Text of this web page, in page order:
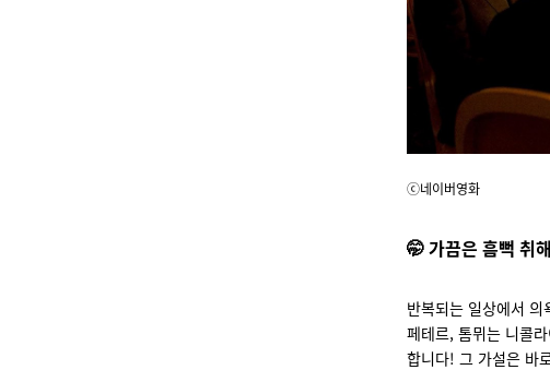
ⓒ네이버영화
🤭가끔은 흠뻑 취
반복되는 일상에서
페테르, 톰뮈는 니콜
합니다! 그 가설은 바